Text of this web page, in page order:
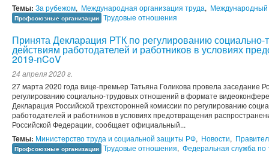
Темы: За рубежом, Международная организация труда,
Профсоюзные организации Трудовые отношения
Принята Декларация РТК по регулированию
действиям работодателей и работников в условиях
2019-nCoV
24 апреля 2020 г.
27 марта 2020 года вице-премьер Татьяна Голикова провела заседание
регулированию социально-трудовых отношений в формате
Декларация Российской трехсторонней комиссии по регулированию
работодателей и работников в условиях предотвращения
Российской Федерации, сообщает официальный...
Темы: Министерство труда и социальной защиты РФ, Новости,
Профсоюзные организации Трудовые отношения, Федеральная служба по